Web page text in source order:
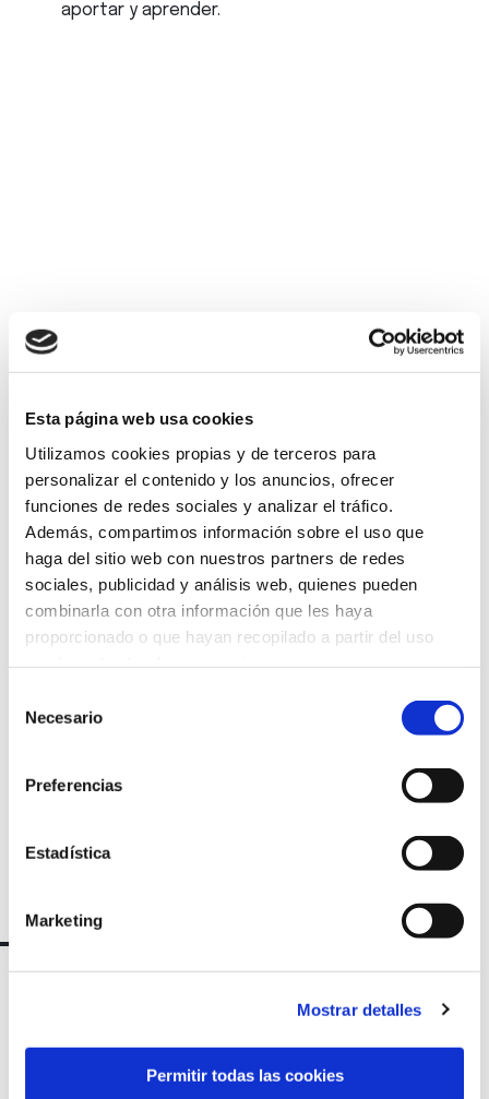
Esta página web usa cookies
Utilizamos cookies propias y de terceros para
personalizar el contenido y los anuncios, ofrecer
funciones de redes sociales y analizar el tráfico.
Además, compartimos información sobre el uso que
haga del sitio web con nuestros partners de redes
sociales, publicidad y análisis web, quienes pueden
combinarla con otra información que les haya
proporcionado o que hayan recopilado a partir del uso
Necesario
Preferencias
Estadística
Marketing
Mostrar detalles
Permitir todas las cookies
aportar y aprender.
Referencia
Etiquetas: A Coruña, Diseño Interiores, Empleo,
Volver
Suscríbete a
nuestra
newsletter